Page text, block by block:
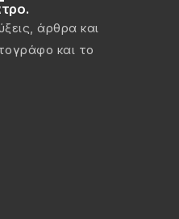
άρθρα και
και το